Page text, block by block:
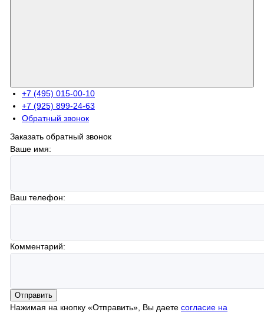
+7 (495) 015-00-10
+7 (925) 899-24-63
Обратный звонок
Заказать обратный звонок
Ваше имя:
Ваш телефон:
Комментарий:
Отправить
Нажимая на кнопку «Отправить», Вы даете согласие на